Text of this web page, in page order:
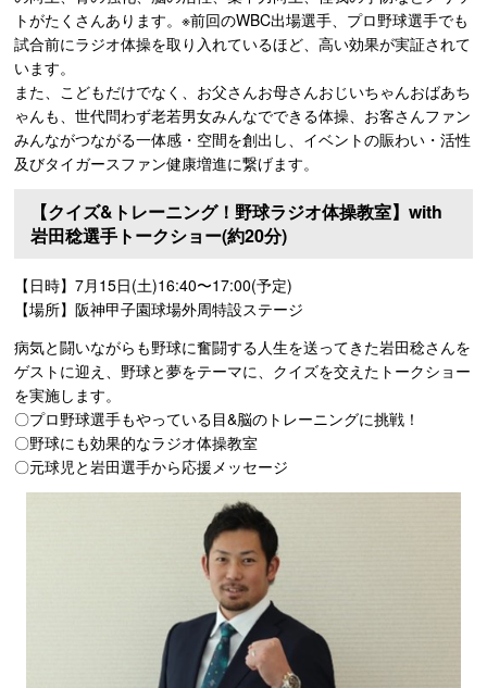
トがたくさんあります。※前回のWBC出場選手、プロ野球選手でも
試合前にラジオ体操を取り入れているほど、高い効果が実証されて
います。
また、こどもだけでなく、お父さんお母さんおじいちゃんおばあち
ゃんも、世代問わず老若男女みんなでできる体操、お客さんファン
みんながつながる一体感・空間を創出し、イベントの賑わい・活性
及びタイガースファン健康増進に繋げます。
【クイズ&トレーニング！野球ラジオ体操教室】with
岩田稔選手トークショー(約20分)
【日時】7月15日(土)16:40〜17:00(予定)
【場所】阪神甲子園球場外周特設ステージ
病気と闘いながらも野球に奮闘する人生を送ってきた岩田稔さんを
ゲストに迎え、野球と夢をテーマに、クイズを交えたトークショー
を実施します。
〇プロ野球選手もやっている目&脳のトレーニングに挑戦！
〇野球にも効果的なラジオ体操教室
〇元球児と岩田選手から応援メッセージ